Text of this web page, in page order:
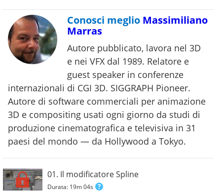
Conosci meglio Massimiliano
Marras
Autore pubblicato, lavora nel 3D
e nei VFX dal 1989. Relatore e
guest speaker in conferenze
internazionali di CGI 3D. SIGGRAPH Pioneer.
Autore di software commerciali per animazione
3D e compositing usati ogni giorno da studi di
produzione cinematografica e televisiva in 31
paesi del mondo — da Hollywood a Tokyo.
01. Il modificatore Spline
Durata: 19m 04s